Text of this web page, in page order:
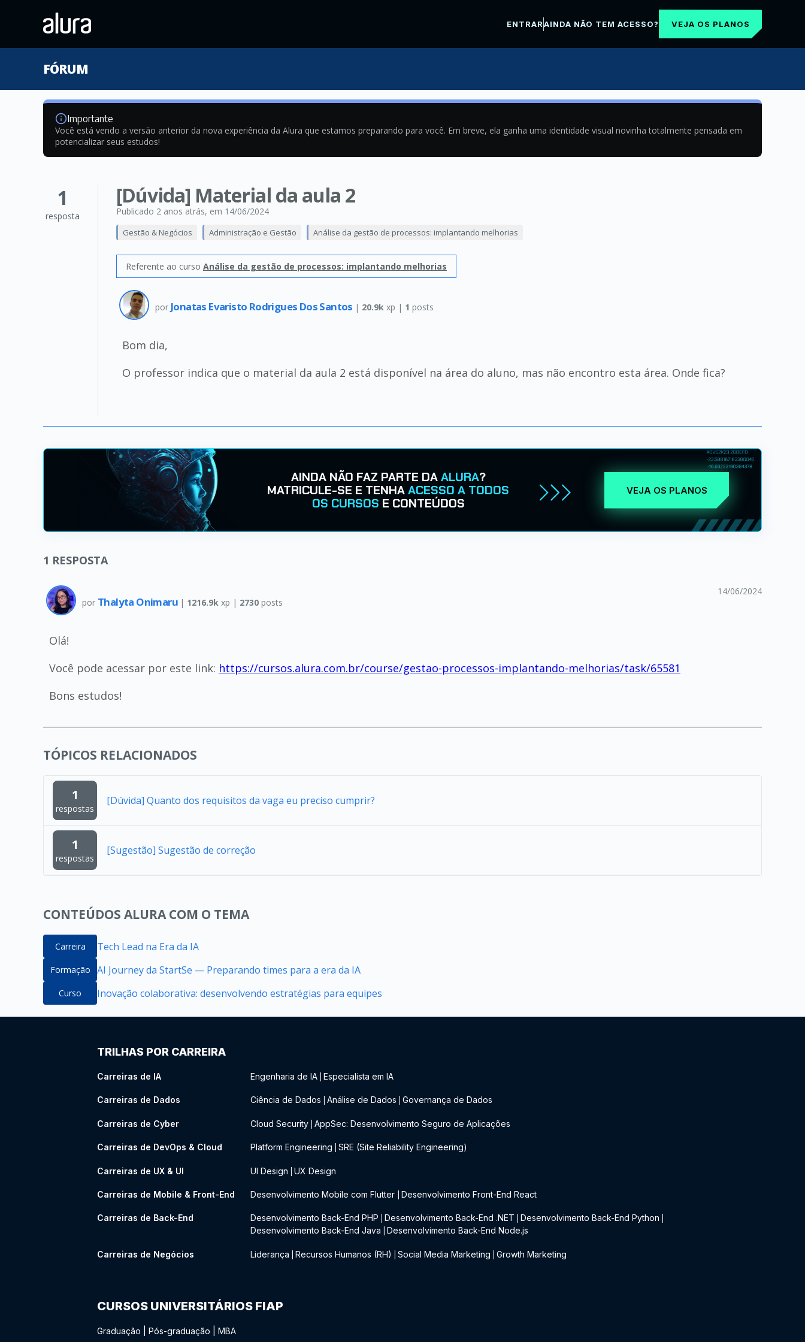
ENTRARAINDA NÃO TEM ACESSO? VEJA OS PLANOS
FÓRUM
Importante
Você está vendo a versão anterior da nova experiência da Alura que estamos preparando para você. Em breve, ela ganha uma identidade visual novinha totalmente pensada em
potencializar seus estudos!
1
resposta
[Dúvida] Material da aula 2
Publicado 2 anos atrás, em 14/06/2024
Gestão & Negócios Administração e Gestão Análise da gestão de processos: implantando melhorias
Referente ao curso Análise da gestão de processos: implantando melhorias
por Jonatas Evaristo Rodrigues Dos Santos | 20.9k xp | 1 posts
Bom dia,
O professor indica que o material da aula 2 está disponível na área do aluno, mas não encontro esta área. Onde fica?
AINDA NÃO FAZ PARTE DAALURA?
MATRICULE-SE E TENHAACESSO A TODOS
OS CURSOS E CONTEÚDOS
VEJA OS PLANOS
1 RESPOSTA
por Thalyta Onimaru | 1216.9k xp | 2730 posts
14/06/2024
Olá!
Você pode acessar por este link: https://cursos.alura.com.br/course/gestao-processos-implantando-melhorias/task/65581
Bons estudos!
TÓPICOS RELACIONADOS
1
respostas
[Dúvida] Quanto dos requisitos da vaga eu preciso cumprir?
1
respostas
[Sugestão] Sugestão de correção
CONTEÚDOS ALURA COM O TEMA
Carreira Tech Lead na Era da IA
Formação AI Journey da StartSe — Preparando times para a era da IA
Curso Inovação colaborativa: desenvolvendo estratégias para equipes
TRILHAS POR CARREIRA
Carreiras de IA Engenharia de IA Especialista em IA
Carreiras de Dados Ciência de Dados Análise de Dados Governança de Dados
Carreiras de Cyber Cloud Security AppSec: Desenvolvimento Seguro de Aplicações
Carreiras de DevOps & Cloud Platform Engineering SRE (Site Reliability Engineering)
Carreiras de UX & UI UI Design UX Design
Carreiras de Mobile & Front-End Desenvolvimento Mobile com Flutter Desenvolvimento Front-End React
Carreiras de Back-End Desenvolvimento Back-End PHP Desenvolvimento Back-End .NET Desenvolvimento Back-End Python
Desenvolvimento Back-End Java Desenvolvimento Back-End Node.js
Carreiras de Negócios Liderança Recursos Humanos (RH) Social Media Marketing Growth Marketing
CURSOS UNIVERSITÁRIOS FIAP
Graduação Pós-graduação MBA